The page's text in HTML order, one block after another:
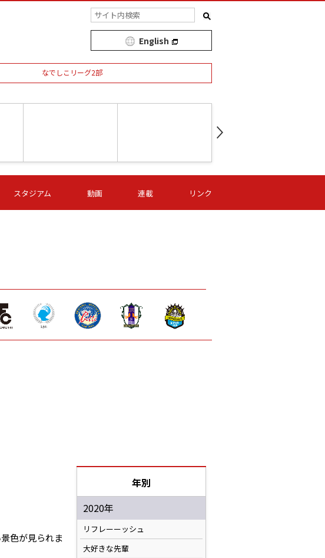
English
なでしこリーグ2部
第16節 09/06 (日) 15:00
-
第16節 09/06 (日) 15:00
- -
スタジアム 動画 連載 リンク
色が見られま
年別
2020年
リフレーーッシュ
大好きな先輩